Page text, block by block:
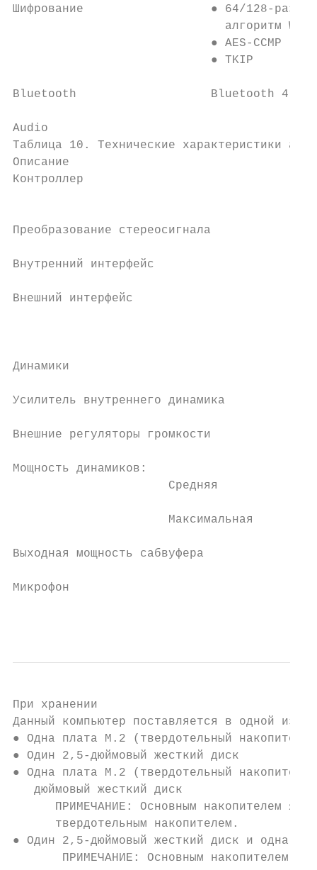
Шифрование                  ● 64/128-
алгоритм
● AES-CCMP
● TKIP
Bluetooth                   Bluetooth
Audio
Таблица 10. Технические характеристики
Описание
Контроллер
Преобразование стереосигнала
Внутренний интерфейс
Внешний интерфейс
Динамики
Усилитель внутреннего динамика
Внешние регуляторы громкости
Мощность динамиков:
Средняя
Максимальная
Выходная мощность сабвуфера
Микрофон
При хранении
Данный компьютер поставляется в одной из
● Одна плата M.2 (твердотельный
● Один 2,5-дюймовый жесткий диск
● Одна плата M.2 (твердотельный
   дюймовый жесткий диск
ПРИМЕЧАНИЕ: Основным накопителем
      твердотельным накопителем.
● Один 2,5-дюймовый жесткий диск и одна
ПРИМЕЧАНИЕ: Основным накопителем